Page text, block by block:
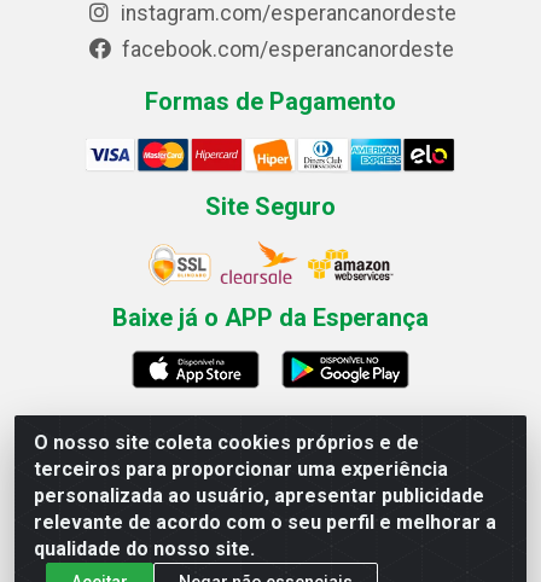
O nosso site coleta cookies próprios e de
terceiros para proporcionar uma experiência
personalizada ao usuário, apresentar publicidade
relevante de acordo com o seu perfil e melhorar a
qualidade do nosso site.
instagram.com/esperancanordeste
facebook.com/esperancanordeste
Formas de Pagamento
Site Seguro
Baixe já o APP da Esperança
Esperança Nordeste - Rua Professor Caldas Filho, 291 -
Estância - Recife / PE CEP: 50771-335 - CNPJ
03.666.136/0001-23